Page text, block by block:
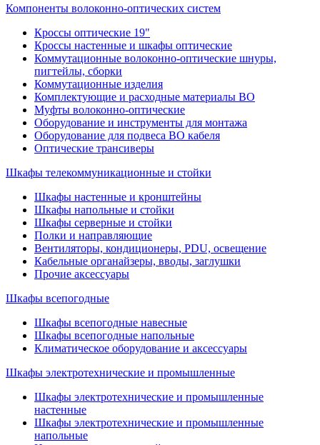
Компоненты волоконно-оптических систем
Кроссы оптические 19"
Кроссы настенные и шкафы оптические
Коммутационные волоконно-оптические шнуры,
пигтейлы, сборки
Коммутационные изделия
Комплектующие и расходные материалы ВО
Муфты волоконно-оптические
Оборудование и инструменты для монтажа
Оборудование для подвеса ВО кабеля
Оптические трансиверы
Шкафы телекоммуникационные и стойки
Шкафы настенные и кронштейны
Шкафы напольные и стойки
Шкафы серверные и стойки
Полки и направляющие
Вентиляторы, кондиционеры, PDU, освещение
Кабельные органайзеры, вводы, заглушки
Прочие аксеcсуары
Шкафы всепогодные
Шкафы всепогодные навесные
Шкафы всепогодные напольные
Климатическое оборудование и аксессуары
Шкафы электротехнические и промышленные
Шкафы электротехнические и промышленные
настенные
Шкафы электротехнические и промышленные
напольные